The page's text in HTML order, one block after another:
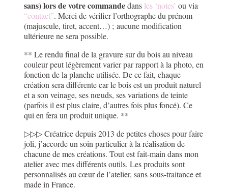
sans) lors de votre commandedans les ‘notes’ ou via
“contact”. Merci de vérifier l’orthographe du prénom
(majuscule, tiret, accent…) ; aucune modification
ultérieure ne sera possible.
** Le rendu final de la gravure sur du bois au niveau
couleur peut légèrement varier par rapport à la photo, en
fonction de la planche utilisée. De ce fait, chaque
création sera différente car le bois est un produit naturel
et a son veinage, ses nœuds, ses variations de teinte
(parfois il est plus claire, d’autres fois plus foncé). Ce
qui en fera un produit unique. **
▷▷▷ Créatrice depuis 2013 de petites choses pour faire
joli, j’accorde un soin particulier à la réalisation de
chacune de mes créations. Tout est fait-main dans mon
atelier avec mes différents outils. Les produits sont
personnalisés au cœur de l’atelier, sans sous-traitance et
made in France.